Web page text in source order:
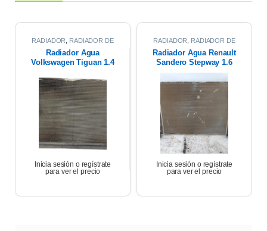
RADIADOR
RADIADOR DE
Radiador Agua
Volkswagen Tiguan 1.4
Inicia sesión o regístrate
para ver el precio
RADIADOR
RADIADOR DE
Radiador Agua Renault
Sandero Stepway 1.6
2011
Inicia sesión o regístrate
para ver el precio